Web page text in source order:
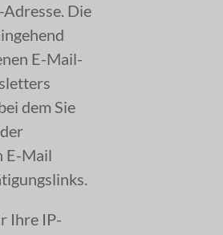
Die
E-Mail-
dem Sie
E-Mail
Ihre IP-